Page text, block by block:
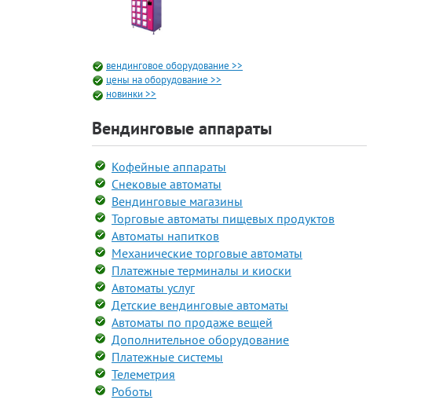
вендинговое оборудование >>
цены на оборудование >>
новинки >>
Вендинговые аппараты
Кофейные аппараты
Снековые автоматы
Вендинговые магазины
Торговые автоматы пищевых продуктов
Автоматы напитков
Механические торговые автоматы
Платежные терминалы и киоски
Автоматы услуг
Детские вендинговые автоматы
Автоматы по продаже вещей
Дополнительное оборудование
Платежные системы
Телеметрия
Роботы